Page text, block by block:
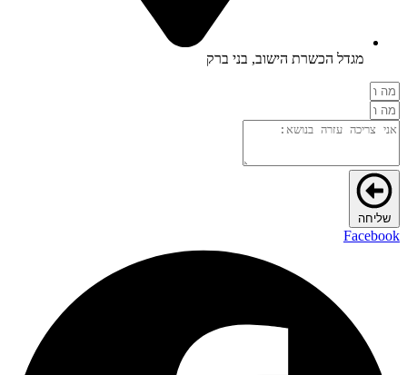
מגדל הכשרת הישוב, בני ברק
שליחה
Facebook